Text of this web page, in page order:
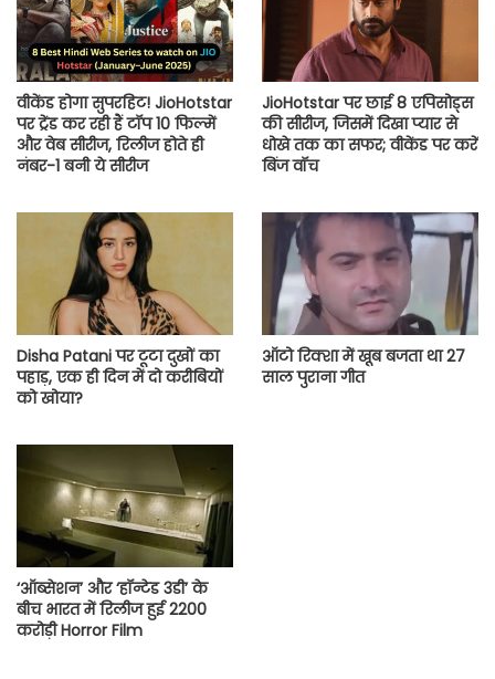
वीकेंड होगा सुपरहिट! JioHotstar
पर ट्रेंड कर रही हैं टॉप 10 फिल्में
और वेब सीरीज, रिलीज होते ही
नंबर-1 बनी ये सीरीज
JioHotstar पर छाई 8 एपिसोड्स
की सीरीज, जिसमें दिखा प्यार से
धोखे तक का सफर; वीकेंड पर करें
बिंज वॉच
Disha Patani पर टूटा दुखों का
पहाड़, एक ही दिन में दो करीबियों
को खोया?
ऑटो रिक्शा में खूब बजता था 27
साल पुराना गीत
‘ऑब्सेशन’ और ‘हॉन्टेड 3डी’ के
बीच भारत में रिलीज हुई 2200
करोड़ी Horror Film